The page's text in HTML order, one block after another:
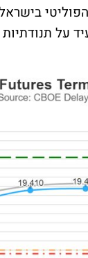
נע בין 6.65 ל-35.36,